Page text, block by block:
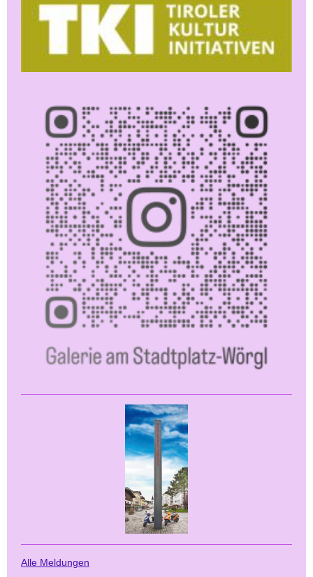
Alle Meldungen